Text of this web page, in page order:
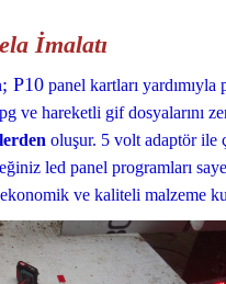
İmalatı
; P10 panel kartları
ve hareketli gif dosyalarını
oluşur. 5 volt adaptör ile
led panel programları
ve kaliteli malzeme